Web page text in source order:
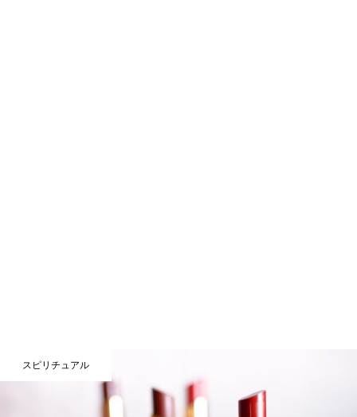
スピリチュアル